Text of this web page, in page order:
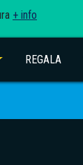
+ info
REGALA